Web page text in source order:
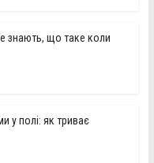
знають, що таке коли
у полі: як триває